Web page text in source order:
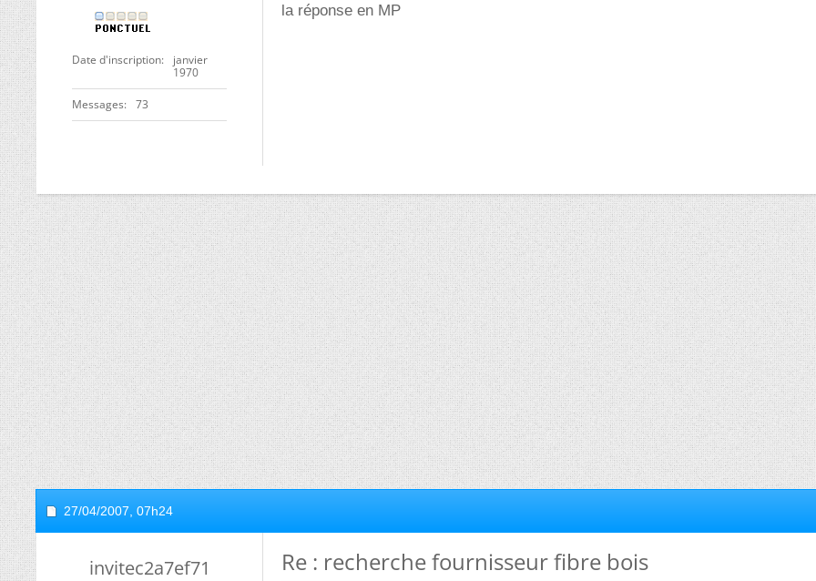
Date d'inscription
janvier
1970
Messages 73
la réponse en MP
27/04/2007, 07h24
invitec2a7ef71 Re : recherche fournisseur fibre bois